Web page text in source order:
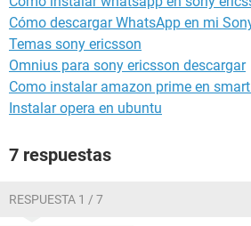
Cómo descargar WhatsApp en mi
Temas sony ericsson
Omnius para sony ericsson descargar
Como instalar amazon prime en
Instalar opera en ubuntu
7 respuestas
RESPUESTA 1 / 7